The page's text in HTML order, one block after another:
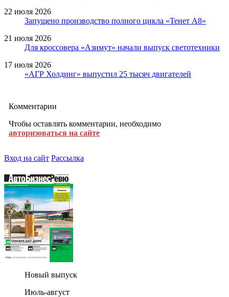
22 июля 2026
Запущено производство полного цикла «Тенет A8»
21 июля 2026
Для кроссовера «Азимут» начали выпуск светотехники
17 июля 2026
«АГР Холдинг» выпустил 25 тысяч двигателей
Комментарии
Чтобы оставлять комментарии, необходимо
авторизоваться на сайте
Вход на сайт Рассылка
Новый выпуск
Июль-август